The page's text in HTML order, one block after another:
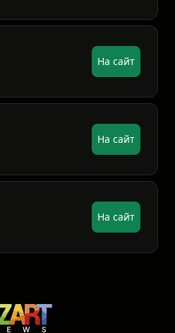
На сайт
На сайт
На сайт